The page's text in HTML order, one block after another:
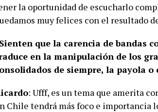
la oportunidad de escucharlo
muy felices con el resultado
que la carencia de bandas
en la manipulación de los
de siempre, la payola
: Ufff, es un tema que amerita
Chile tendrá más foco e importancia